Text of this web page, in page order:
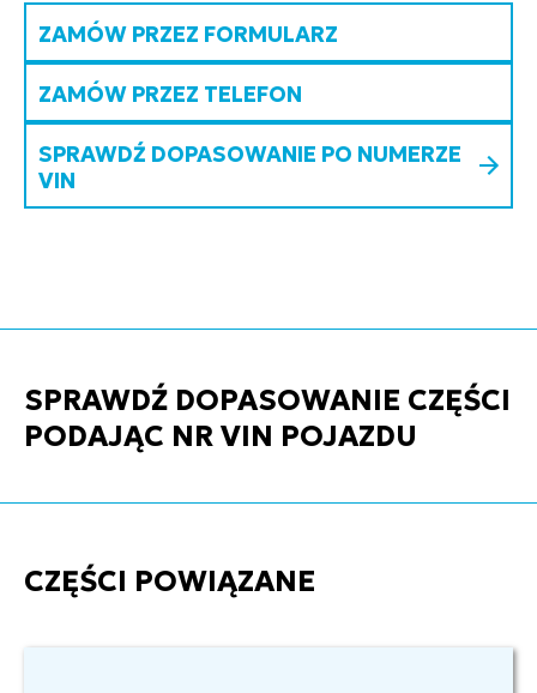
ZAMÓW PRZEZ FORMULARZ
ZAMÓW PRZEZ TELEFON
SPRAWDŹ DOPASOWANIE PO NUMERZE
VIN
SPRAWDŹ DOPASOWANIE CZĘŚCI
PODAJĄC NR VIN POJAZDU
CZĘŚCI POWIĄZANE